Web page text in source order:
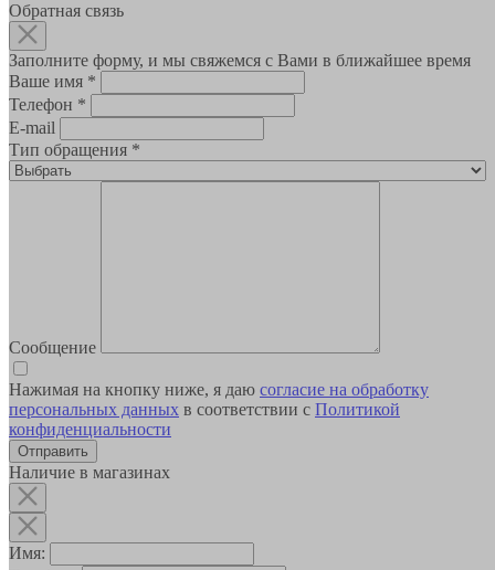
Обратная связь
Заполните форму, и мы свяжемся с Вами в ближайшее время
Ваше имя *
Телефон *
E-mail
Тип обращения *
Сообщение
Нажимая на кнопку ниже, я даю согласие на обработку
персональных данных в соответствии с Политикой
конфиденциальности
Наличие в магазинах
Имя: